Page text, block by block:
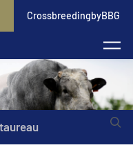
CrossbreedingbyBBG